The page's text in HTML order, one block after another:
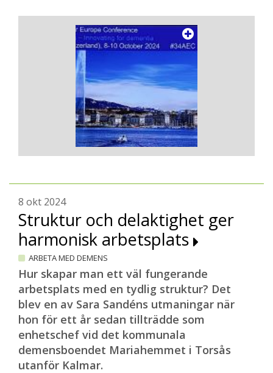
8 okt 2024
Struktur och delaktighet ger
harmonisk arbetsplats
ARBETA MED DEMENS
Hur skapar man ett väl fungerande
arbetsplats med en tydlig struktur? Det
blev en av Sara Sandéns utmaningar när
hon för ett år sedan tillträdde som
enhetschef vid det kommunala
demensboendet Mariahemmet i Torsås
utanför Kalmar.